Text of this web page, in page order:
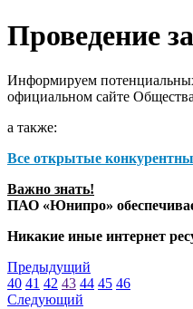
Проведение
Информируем
официальном сайте
а также:
Все открытые
Важно знать!
ПАО «Юнипро»
Никакие иные интернет
Предыдущий
40 41 42 43 44 45 46
Следующий